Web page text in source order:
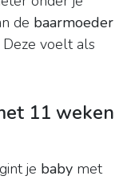
de baarmoeder
voelt als
11 weken
je baby met